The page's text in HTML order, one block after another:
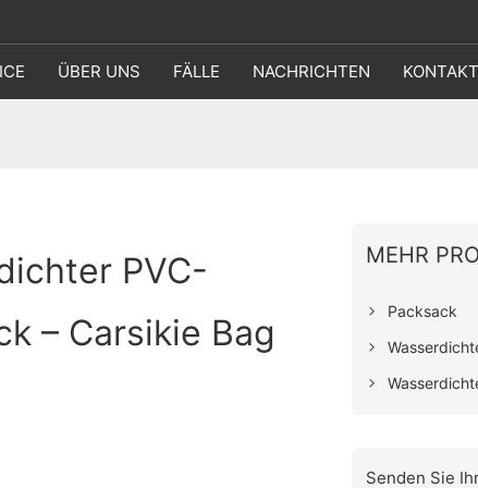
ÜBER UNS FÄLLE NACHRICHTEN
PVC-
– Carsikie Bag
MEHR
Packsack
Senden Sie